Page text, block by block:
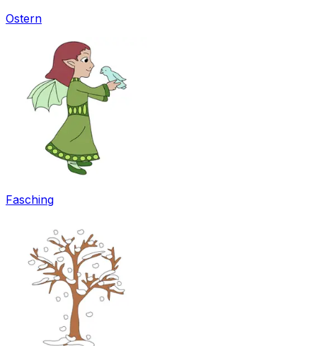
Ostern
Fasching